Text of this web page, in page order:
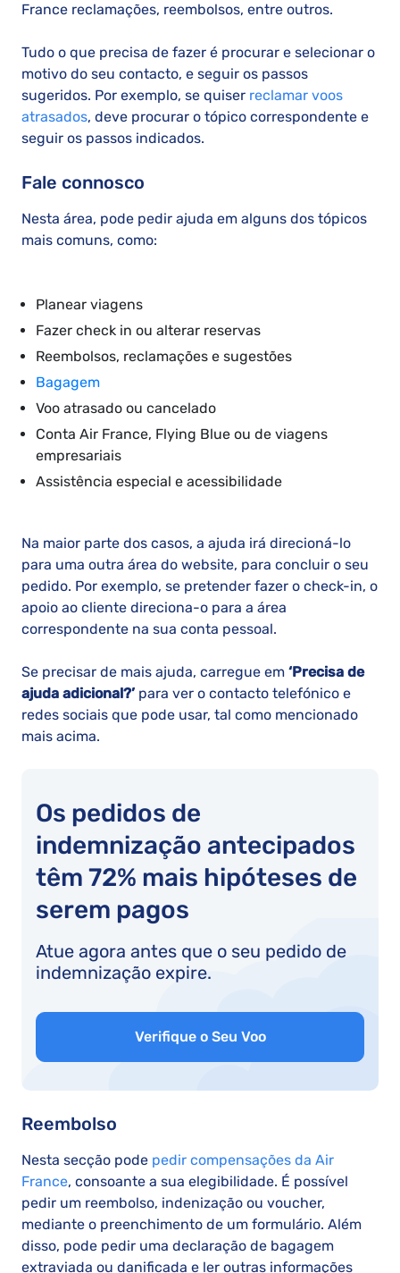
France reclamações, reembolsos, entre outros.
Tudo o que precisa de fazer é procurar e selecionar o
motivo do seu contacto, e seguir os passos
sugeridos. Por exemplo, se quiser reclamar voos
atrasados, deve procurar o tópico correspondente e
seguir os passos indicados.
Fale connosco
Nesta área, pode pedir ajuda em alguns dos tópicos
mais comuns, como:
Planear viagens
Fazer check in ou alterar reservas
Reembolsos, reclamações e sugestões
Bagagem
Voo atrasado ou cancelado
Conta Air France, Flying Blue ou de viagens
empresariais
Assistência especial e acessibilidade
Na maior parte dos casos, a ajuda irá direcioná-lo
para uma outra área do website, para concluir o seu
pedido. Por exemplo, se pretender fazer o check-in, o
apoio ao cliente direciona-o para a área
correspondente na sua conta pessoal.
Se precisar de mais ajuda, carregue em ‘Precisa de
ajuda adicional?’ para ver o contacto telefónico e
redes sociais que pode usar, tal como mencionado
mais acima.
Os pedidos de
indemnização antecipados
têm 72% mais hipóteses de
serem pagos
Atue agora antes que o seu pedido de
indemnização expire.
Verifique o Seu Voo
Reembolso
Nesta secção pode pedir compensações da Air
France, consoante a sua elegibilidade. É possível
pedir um reembolso, indenização ou voucher,
mediante o preenchimento de um formulário. Além
disso, pode pedir uma declaração de bagagem
extraviada ou danificada e ler outras informações